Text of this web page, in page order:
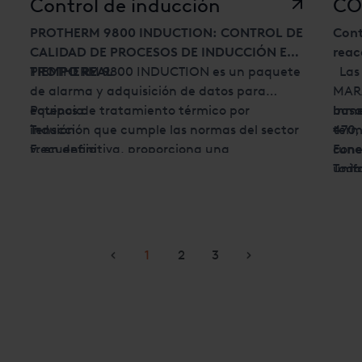
Control de inducción
PROTHERM 9800 INDUCTION: CONTROL DE
CALIDAD DE PROCESOS DE INDUCCIÓN EN
TIEMPO REAL
PROTHERM 9800 INDUCTION es un paquete
de alarma y adquisición de datos para
equipos de tratamiento térmico por
inducción que cumple las normas del sector
y, en definitiva, proporciona una
Potencia
Tensión
Frecuencia
470,
1 2 3